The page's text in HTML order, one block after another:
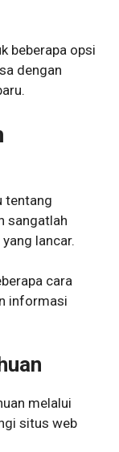
beberapa opsi
dengan
tentang
sangatlah
lancar.
cara
informasi
melalui
situs web